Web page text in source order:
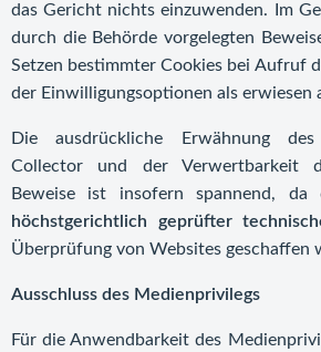
das Gericht nichts einzuwenden. Im
durch die Behörde vorgelegten
Setzen bestimmter Cookies bei Aufruf
der Einwilligungsoptionen als erwiesen
Die ausdrückliche Erwähnung
Collector und der Verwertbarkeit
Beweise ist insofern spannend, da
höchstgerichtlich geprüfter
Überprüfung von Websites geschaffen
Ausschluss des Medienprivilegs
Für die Anwendbarkeit des